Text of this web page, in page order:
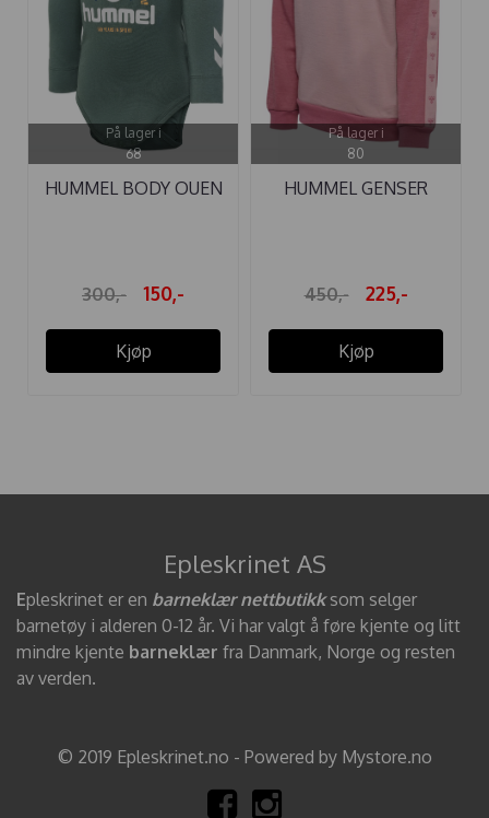
På lager i
68
HUMMEL BODY OUEN
300,- 150,-
Kjøp
På lager i
80
HUMMEL GENSER
450,- 225,-
Kjøp
Epleskrinet AS
Epleskrinet er en barneklær nettbutikksom selger
barnetøy i alderen 0-12 år. Vi har valgt å føre kjente og litt
mindre kjente barneklær fra Danmark, Norge og resten
av verden.
© 2019 Epleskrinet.no - Powered by Mystore.no